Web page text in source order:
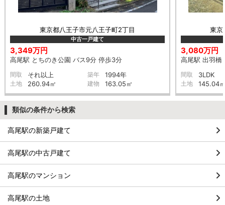
東京都八王子市元八王子町2丁目
中古一戸建て
3,349万円
高尾駅 とちのき公園 バス9分 停歩3分
間取 それ以上 築年 1994年
土地 260.94㎡ 建物 163.05㎡
東京
3,080万円
高尾駅 出羽橋
間取 3LDK
土地 145.04
類似の条件から検索
高尾駅の新築戸建て
高尾駅の中古戸建て
高尾駅のマンション
高尾駅の土地